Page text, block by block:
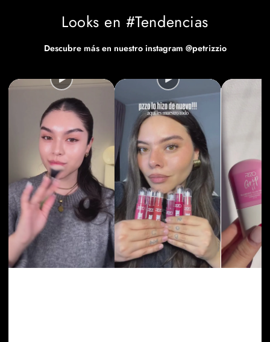
Looks en #Tendencias
Descubre más en nuestro instagram @petrizzio